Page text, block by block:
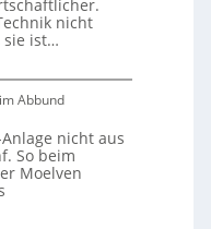
nicht
sie ist…
Abbund
nicht aus
So beim
Moelven